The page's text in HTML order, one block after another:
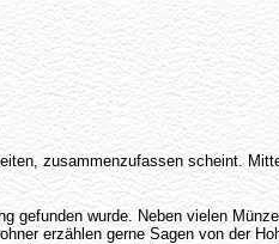
zusammenzufassen scheint.
wurde. Neben vielen
erzählen gerne Sagen von der